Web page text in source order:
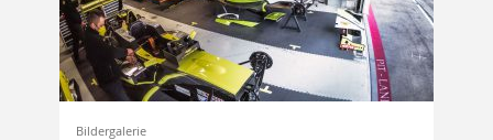
Bildergalerie